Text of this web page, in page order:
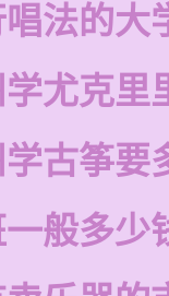
法的大
尤克里
古筝要
般多少